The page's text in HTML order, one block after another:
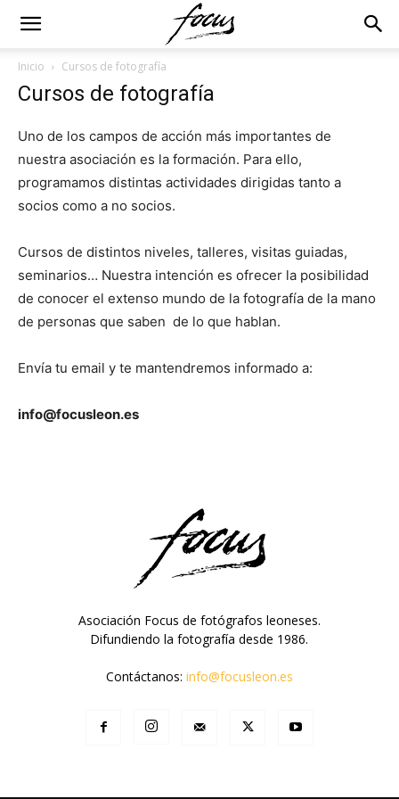
Inicio Cursos de fotografía
Cursos de fotografía
Uno de los campos de acción más importantes de
nuestra asociación es la formación. Para ello,
programamos distintas actividades dirigidas tanto a
socios como a no socios.
Cursos de distintos niveles, talleres, visitas guiadas,
seminarios… Nuestra intención es ofrecer la posibilidad
de conocer el extenso mundo de la fotografía de la mano
de personas que saben de lo que hablan.
Envía tu email y te mantendremos informado a:
info@focusleon.es
Asociación Focus de fotógrafos leoneses.
Difundiendo la fotografía desde 1986.
Contáctanos: info@focusleon.es